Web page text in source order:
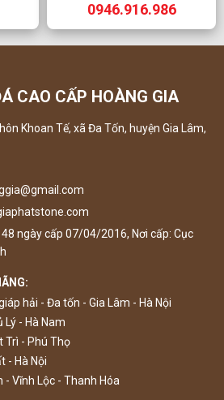
0946.916.986
CAO CẤP HOÀNG GIA
Khoan Tế, xã Đa Tốn, huyện Gia Lâm,
ngày cấp 07/04/2016, Nơi cấp: Cục
hải - Đa tốn - Gia Lâm - Hà Nội
Lý - Hà Nam
Trì - Phú Thọ
- Hà Nội
- Vĩnh Lộc - Thanh Hóa